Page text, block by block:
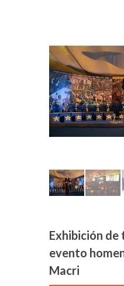
Exhibición
evento
Macri